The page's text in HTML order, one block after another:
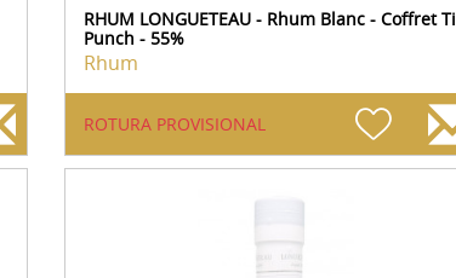
RHUM LONGUETEAU - Rhum Blanc - Coffret Ti
Punch - 55%
Rhum
ROTURA PROVISIONAL